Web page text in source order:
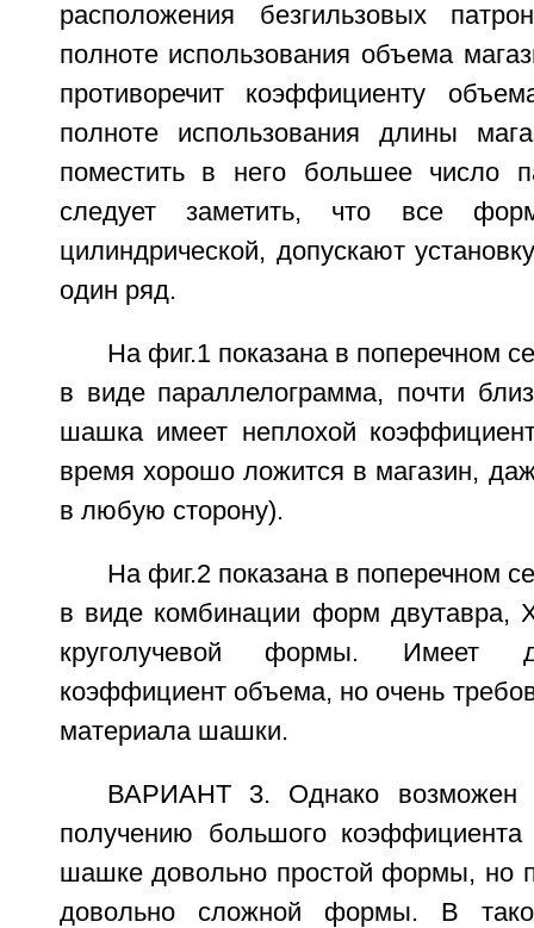
расположения безгильзовых
полноте использования объема
противоречит коэффициенту
полноте использования длины
поместить в него большее число
следует заметить, что все
цилиндрической, допускают
один ряд.
На фиг.1 показана в поперечном
в виде параллелограмма, почти
шашка имеет неплохой
время хорошо ложится в магазин,
в любую сторону).
На фиг.2 показана в поперечном
в виде комбинации форм двутавра,
круголучевой формы. Имеет
коэффициент объема, но очень
материала шашки.
ВАРИАНТ 3. Однако возможен
получению большого
шашке довольно простой формы, но
довольно сложной формы. В